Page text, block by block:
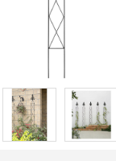
よくお寄せい
0120-51-4128